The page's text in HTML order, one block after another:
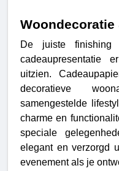
Woondecoratie
De juiste
cadeaupresentatie
uitzien.
decoratieve
samengestelde
charme en
speciale
elegant en verzorgd
evenement als je